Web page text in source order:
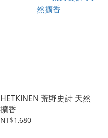
HETKINEN 荒野史詩 天然
擴香
NT$1,680